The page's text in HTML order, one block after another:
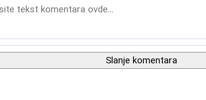
Slanje komentara